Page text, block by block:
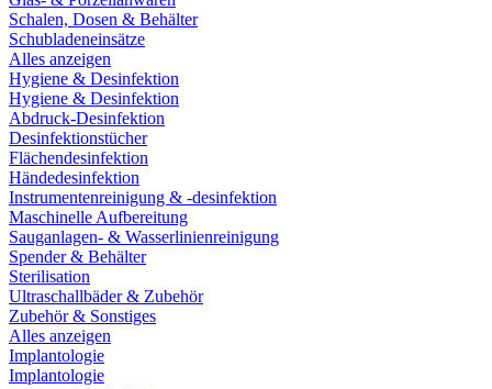
Schalen, Dosen & Behälter
Schubladeneinsätze
Alles anzeigen
Hygiene & Desinfektion
Hygiene & Desinfektion
Abdruck-Desinfektion
Desinfektionstücher
Flächendesinfektion
Händedesinfektion
Instrumentenreinigung & -desinfektion
Maschinelle Aufbereitung
Sauganlagen- & Wasserlinienreinigung
Spender & Behälter
Sterilisation
Ultraschallbäder & Zubehör
Zubehör & Sonstiges
Alles anzeigen
Implantologie
Implantologie